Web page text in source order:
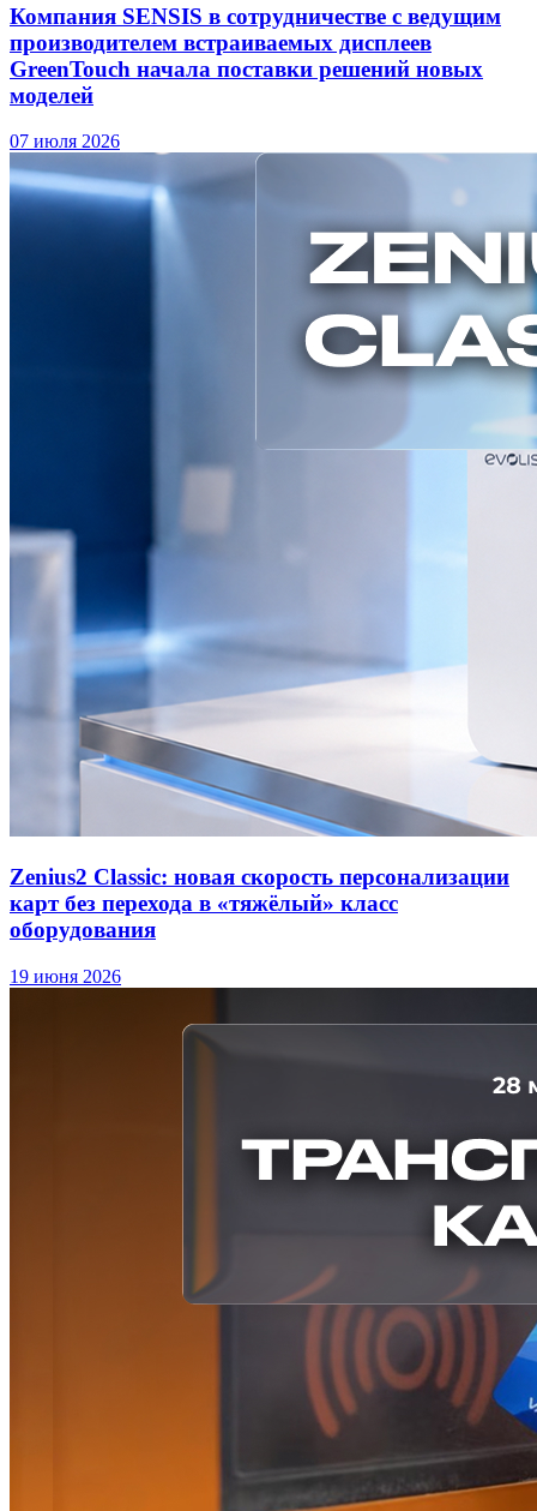
Компания SENSIS в сотрудничестве с ведущим
производителем встраиваемых дисплеев
GreenTouch начала поставки решений новых
моделей
07 июля 2026
Zenius2 Classic: новая скорость персонализации
карт без перехода в «тяжёлый» класс
оборудования
19 июня 2026